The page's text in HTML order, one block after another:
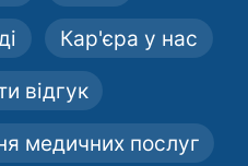
Кар'єра у нас
відгук
медичних послуг